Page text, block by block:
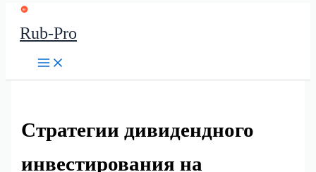
Rub-Pro
Стратегии дивидендного
инвестирования на